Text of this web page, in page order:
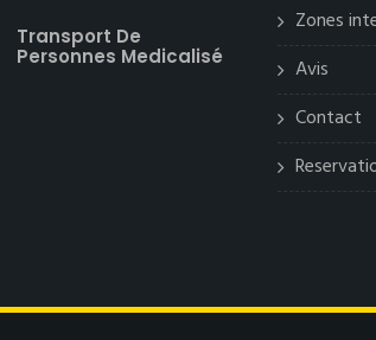
Transport De
Personnes Medicalisé
Zones
Avis
Contact